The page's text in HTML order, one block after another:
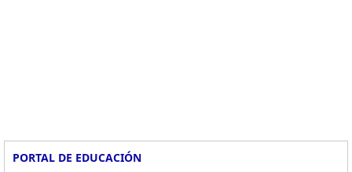
PORTAL DE EDUCACIÓN